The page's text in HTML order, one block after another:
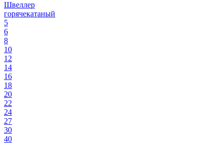
Швеллер
горячекатаный
5
6
8
10
12
14
16
18
20
22
24
27
30
40